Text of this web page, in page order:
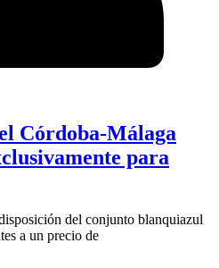
Córdoba-Málaga
para
del conjunto blanquiazul
a un precio de